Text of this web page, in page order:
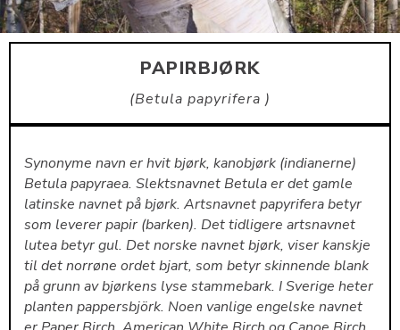
KONTAKT
PAPIRBJØRK
Betula papyrifera
Synonyme navn er hvit bjørk, kanobjørk (indianerne)
Betula papyraea. Slektsnavnet Betula er det gamle
latinske navnet på bjørk. Artsnavnet papyrifera betyr
som leverer papir (barken). Det tidligere artsnavnet
lutea betyr gul. Det norske navnet bjørk, viser kanskje
til det norrøne ordet bjart, som betyr skinnende blank
på grunn av bjørkens lyse stammebark. I Sverige heter
planten pappersbjörk. Noen vanlige engelske navnet